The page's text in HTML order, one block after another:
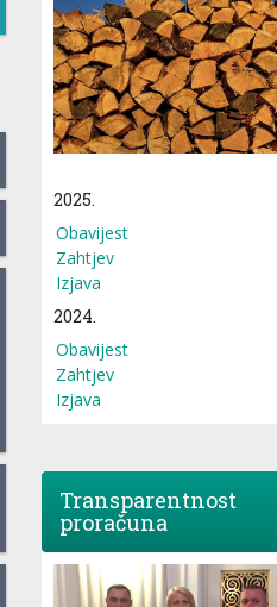
2025.
Obavijest
Zahtjev
Izjava
2024.
Obavijest
Zahtjev
Izjava
Transparentnost
proračuna